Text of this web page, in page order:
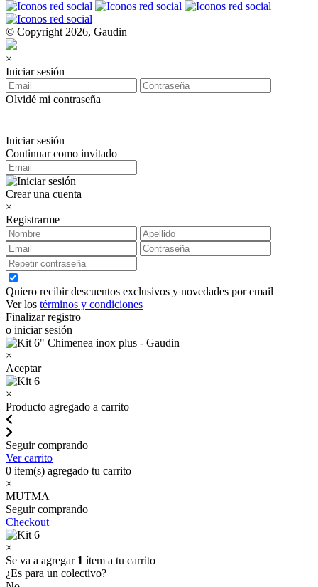
© Copyright 2026, Gaudin
×
Iniciar sesión
Olvidé mi contraseña
Iniciar sesión
Continuar como invitado
Crear una cuenta
×
Registrarme
Quiero recibir descuentos exclusivos y novedades por email
Ver los términos y condiciones
Finalizar registro
o iniciar sesión
×
Aceptar
×
Producto agregado a carrito
Seguir comprando
Ver carrito
0 item(s) agregado tu carrito
×
MUTMA
Seguir comprando
Checkout
×
Se va a agregar 1 ítem a tu carrito
¿Es para un colectivo?